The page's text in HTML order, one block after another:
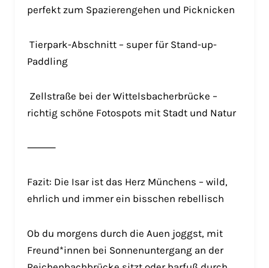
perfekt zum Spazierengehen und Picknicken
Tierpark-Abschnitt – super für Stand-up-
Paddling
Zellstraße bei der Wittelsbacherbrücke –
richtig schöne Fotospots mit Stadt und Natur
⸻
Fazit: Die Isar ist das Herz Münchens – wild,
ehrlich und immer ein bisschen rebellisch
Ob du morgens durch die Auen joggst, mit
Freund*innen bei Sonnenuntergang an der